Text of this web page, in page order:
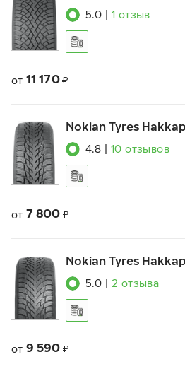
5.0 1 отзыв
от 11 170 ₽
Nokian Tyres
4.8 10 отзывов
от 7 800 ₽
Nokian Tyres
5.0 2 отзыва
от 9 590 ₽